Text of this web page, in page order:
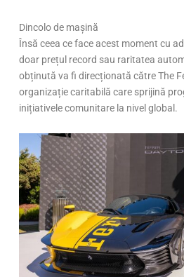
Dincolo de mașină
Însă ceea ce face acest moment cu
doar prețul record sau raritatea
obținută va fi direcționată către The
organizație caritabilă care sprijină
inițiativele comunitare la nivel global.